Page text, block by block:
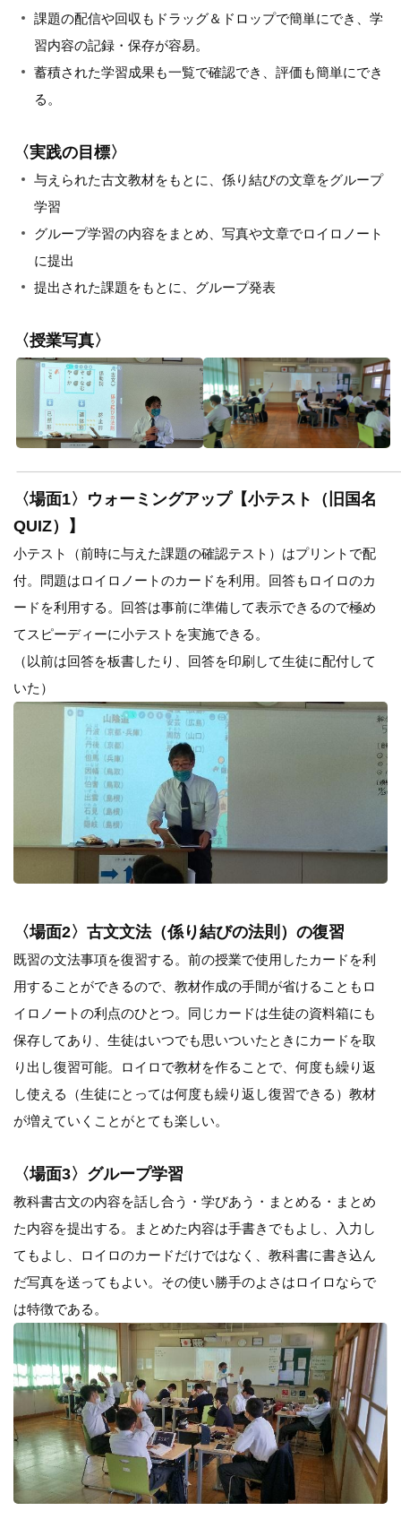
課題の配信や回収もドラッグ＆ドロップで簡単にでき、学
習内容の記録・保存が容易。
蓄積された学習成果も一覧で確認でき、評価も簡単にでき
る。
〈実践の目標〉
与えられた古文教材をもとに、係り結びの文章をグループ
学習
グループ学習の内容をまとめ、写真や文章でロイロノート
に提出
提出された課題をもとに、グループ発表
〈授業写真〉
〈場面1〉ウォーミングアップ【小テスト（旧国名
QUIZ）】
小テスト（前時に与えた課題の確認テスト）はプリントで配
付。問題はロイロノートのカードを利用。回答もロイロのカ
ードを利用する。回答は事前に準備して表示できるので極め
てスピーディーに小テストを実施できる。
（以前は回答を板書したり、回答を印刷して生徒に配付して
いた）
〈場面2〉古文文法（係り結びの法則）の復習
既習の文法事項を復習する。前の授業で使用したカードを利
用することができるので、教材作成の手間が省けることもロ
イロノートの利点のひとつ。同じカードは生徒の資料箱にも
保存してあり、生徒はいつでも思いついたときにカードを取
り出し復習可能。ロイロで教材を作ることで、何度も繰り返
し使える（生徒にとっては何度も繰り返し復習できる）教材
が増えていくことがとても楽しい。
〈場面3〉グループ学習
教科書古文の内容を話し合う・学びあう・まとめる・まとめ
た内容を提出する。まとめた内容は手書きでもよし、入力し
てもよし、ロイロのカードだけではなく、教科書に書き込ん
だ写真を送ってもよい。その使い勝手のよさはロイロならで
は特徴である。